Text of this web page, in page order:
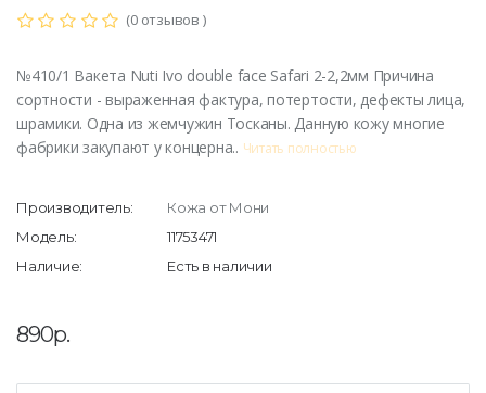
(0 отзывов )
№410/1 Вакета Nuti Ivo double face Safari 2-2,2мм Причина
сортности - выраженная фактура, потертости, дефекты лица,
шрамики. Одна из жемчужин Тосканы. Данную кожу многие
фабрики закупают у концерна.. Читать полностью
Производитель:
Кожа от Мони
Модель:
11753471
Наличие:
Есть в наличии
890р.